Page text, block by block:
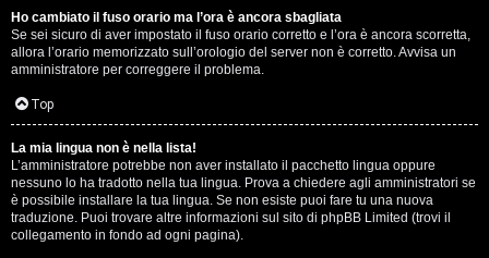
Ho cambiato il fuso orario ma l’ora è ancora sbagliata
Se sei sicuro di aver impostato il fuso orario corretto e l’ora è ancora scorretta,
allora l’orario memorizzato sull’orologio del server non è corretto. Avvisa un
amministratore per correggere il problema.
Top
La mia lingua non è nella lista!
L’amministratore potrebbe non aver installato il pacchetto lingua oppure
nessuno lo ha tradotto nella tua lingua. Prova a chiedere agli amministratori se
è possibile installare la tua lingua. Se non esiste puoi fare tu una nuova
traduzione. Puoi trovare altre informazioni sul sito di phpBB Limited (trovi il
collegamento in fondo ad ogni pagina).
l
S
t
o
r
e
: